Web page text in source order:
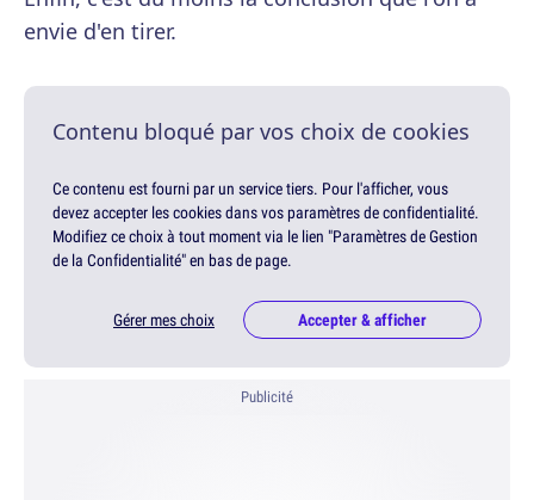
envie d'en tirer.
Contenu bloqué par vos choix de cookies
Ce contenu est fourni par un service tiers. Pour l'afficher, vous
devez accepter les cookies dans vos paramètres de confidentialité.
Modifiez ce choix à tout moment via le lien "Paramètres de Gestion
de la Confidentialité" en bas de page.
Gérer mes choix Accepter & afficher
Publicité